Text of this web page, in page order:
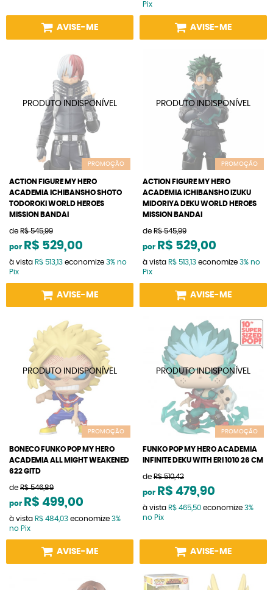
AVISE-ME
Pix
AVISE-ME
PROMOÇÃO
ACTION FIGURE MY HERO
ACADEMIA ICHIBANSHO SHOTO
TODOROKI WORLD HEROES
MISSION BANDAI
de R$ 545,99
por R$ 529,00
à vista R$ 513,13 economize 3% no
Pix
AVISE-ME
PROMOÇÃO
ACTION FIGURE MY HERO
ACADEMIA ICHIBANSHO IZUKU
MIDORIYA DEKU WORLD HEROES
MISSION BANDAI
de R$ 545,99
por R$ 529,00
à vista R$ 513,13 economize 3% no
Pix
AVISE-ME
PROMOÇÃO
BONECO FUNKO POP MY HERO
ACADEMIA ALL MIGHT WEAKENED
622 GITD
de R$ 546,89
por R$ 499,00
à vista R$ 484,03 economize 3%
no Pix
AVISE-ME
PROMOÇÃO
FUNKO POP MY HERO ACADEMIA
INFINITE DEKU WITH ERI 1010 26 CM
de R$ 510,42
por R$ 479,90
à vista R$ 465,50 economize 3%
no Pix
AVISE-ME